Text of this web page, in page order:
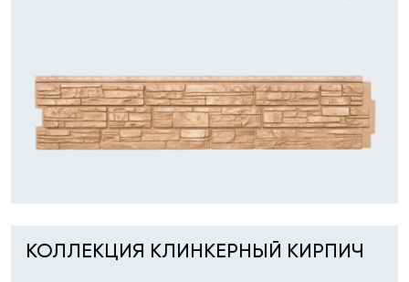
КОЛЛЕКЦИЯ КЛИНКЕРНЫЙ КИРПИЧ